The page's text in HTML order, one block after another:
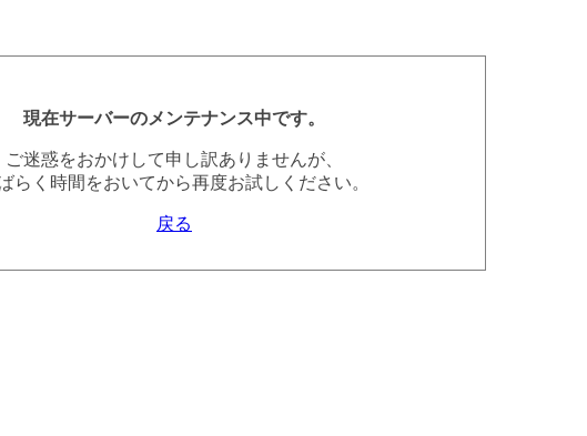
現在サーバーのメンテナンス中です。
ご迷惑をおかけして申し訳ありませんが、
らく時間をおいてから再度お試しください。
戻る